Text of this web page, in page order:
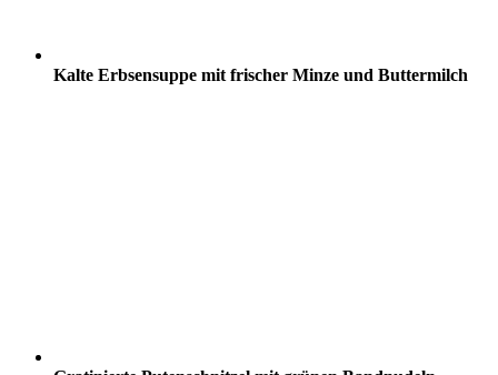
Kalte Erbsensuppe mit frischer Minze und Buttermilch